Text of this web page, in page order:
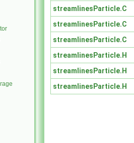
streamlinesParticle.C
streamlinesParticle.C
streamlinesParticle.C
streamlinesParticle.H
streamlinesParticle.H
streamlinesParticle.H